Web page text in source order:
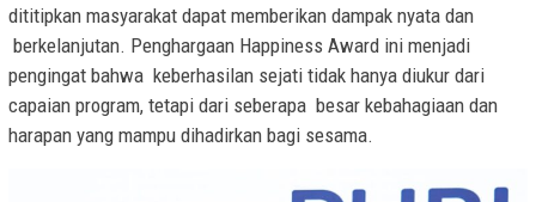
dititipkan masyarakat dapat memberikan dampak nyata dan
berkelanjutan. Penghargaan Happiness Award ini menjadi
pengingat bahwa keberhasilan sejati tidak hanya diukur dari
capaian program, tetapi dari seberapa besar kebahagiaan dan
harapan yang mampu dihadirkan bagi sesama.